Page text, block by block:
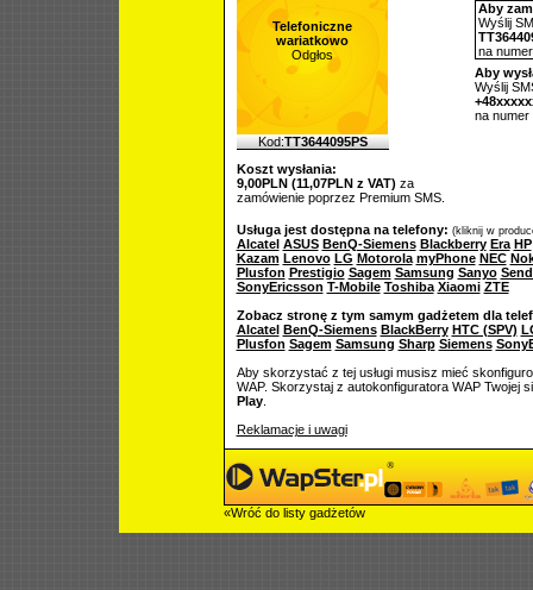
Telefoniczne
wariatkowo
Odgłos
Kod:TT3644095PS
Koszt wysłania:
9,00PLN (11,07PLN z VAT) za
zamówienie poprzez Premium SMS.
Aby
Wyślij
na
Aby
Wyślij
na numer
Usługa jest dostępna na telefony: (kliknij w
Alcatel ASUS BenQ-Siemens Blackberry Era HP
Kazam Lenovo LG Motorola myPhone NEC
Plusfon Prestigio Sagem Samsung Sanyo
SonyEricsson T-Mobile Toshiba Xiaomi ZTE
Zobacz stronę z tym samym gadżetem dla
Alcatel BenQ-Siemens BlackBerry HTC (SPV)
Plusfon Sagem Samsung Sharp Siemens
Aby skorzystać z tej usługi musisz mieć
WAP. Skorzystaj z autokonfiguratora WAP Twojej
Play.
Reklamacje i uwagi
«Wróć do listy gadżetów